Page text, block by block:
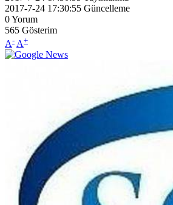
2017-7-24 17:30:55 Güncelleme
0Yorum
565 Gösterim
A- A+